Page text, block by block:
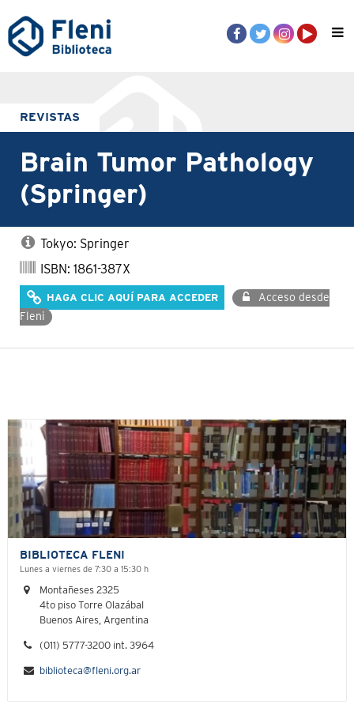
REVISTAS
Brain Tumor Pathology
(Springer)
Tokyo: Springer
ISBN: 1861-387X
HAGA CLIC AQUÍ PARA ACCEDER
Acceso desde
Fleni
BIBLIOTECA FLENI
Lunes a viernes de 7:30 a 15:30 h
Montañeses 2325
4to piso Torre Olazábal
Buenos Aires, Argentina
(011) 5777-3200 int. 3964
biblioteca@fleni.org.ar